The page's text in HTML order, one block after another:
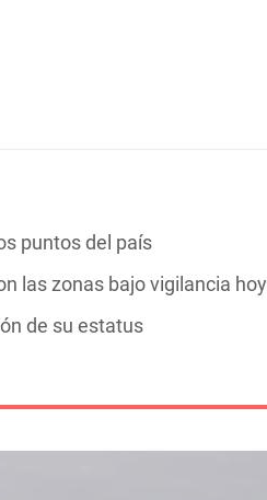
puntos del país
las zonas bajo vigilancia hoy
de su estatus